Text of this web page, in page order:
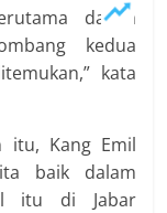
dalam
kedua
kata
itu, Kang Emil
baik dalam
itu di Jabar